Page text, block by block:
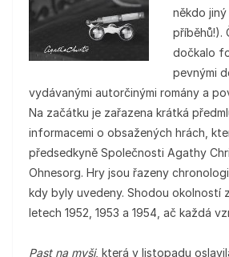
někdo
příběhů!).
dočkalo
pevnými
vydávanými autorčinými romány a
Na začátku je zařazena krátká
informacemi o obsažených hrách,
předsedkyně Společnosti Agathy
Ohnesorg. Hry jsou řazeny
kdy byly uvedeny. Shodou okolností
letech 1952, 1953 a 1954, ač každá
Past na myši, která v listopadu